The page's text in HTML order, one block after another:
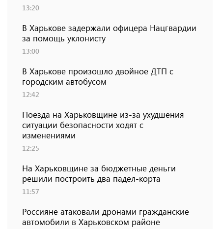
13:20
В Харькове задержали офицера Нацгвардии
за помощь уклонисту
13:00
В Харькове произошло двойное ДТП с
городским автобусом
12:42
Поезда на Харьковщине из-за ухудшения
ситуации безопасности ходят с
изменениями
12:25
На Харьковщине за бюджетные деньги
решили построить два падел-корта
11:57
Россияне атаковали дронами гражданские
автомобили в Харьковском районе